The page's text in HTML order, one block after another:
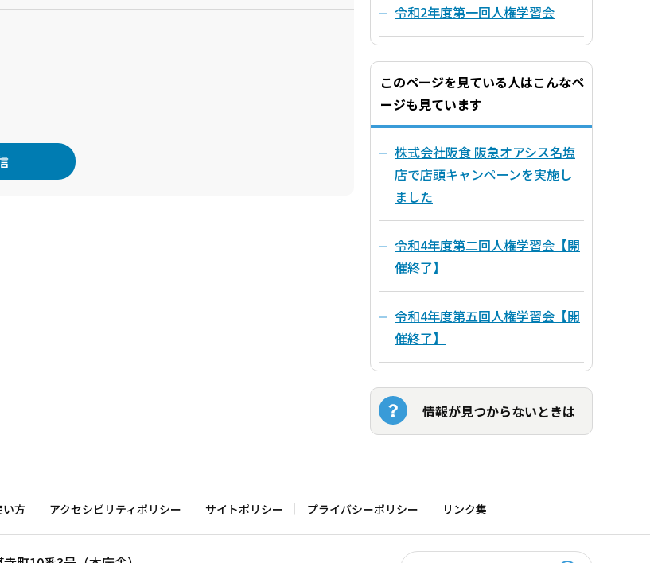
令和2年度第一回人権学習会
このページを見ている人はこんなペ
ージも見ています
株式会社阪食 阪急オアシス名塩
店で店頭キャンペーンを実施し
ました
令和4年度第二回人権学習会【開
催終了】
令和4年度第五回人権学習会【開
催終了】
情報が見つからないときは
い方 アクセシビリティポリシー サイトポリシー プライバシーポリシー リンク集